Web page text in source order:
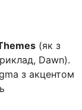
(як з
Dawn).
з акцентом